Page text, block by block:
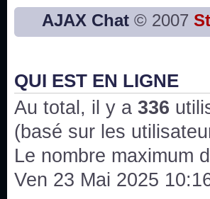
Bon, 2020, ça n'a pas trop
issus des saisons 6; 7 et 8 !
Bonne année 2020 !
Bonne année 2019 !
Joyeux Noël !
AJAX Chat © 2007
QUI EST EN LIGNE
Au total, il y a 336
(basé sur les
Le nombre maximum
Ven 23 Mai 2025